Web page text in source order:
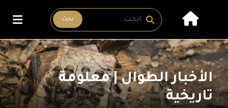
بحث
الأخبار الطوال | معلومة
تاريخية